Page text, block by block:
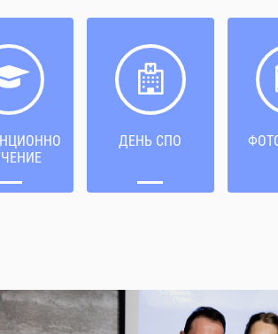
ДЕНЬ СПО